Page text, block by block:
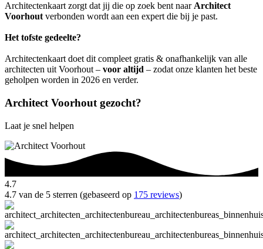
Architectenkaart zorgt dat jij die op zoek bent naar Architect
Voorhout verbonden wordt aan een expert die bij je past.
Het tofste gedeelte?
Architectenkaart doet dit compleet gratis & onafhankelijk van alle
architecten uit Voorhout – voor altijd – zodat onze klanten het beste
geholpen worden in 2026 en verder.
Architect Voorhout gezocht?
Laat je snel helpen
4.7
4.7 van de 5 sterren (gebaseerd op 175 reviews)